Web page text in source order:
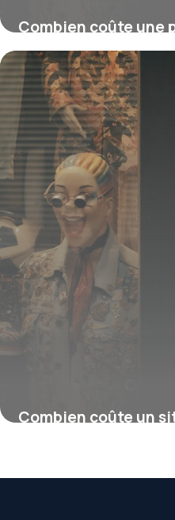
Combien coûte une
Facebook ou
16 juillet 2026
Combien coûte un